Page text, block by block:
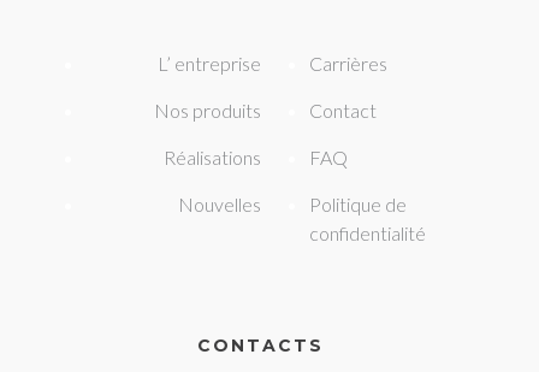
L’ entreprise
Nos produits
Réalisations
Nouvelles
Carrières
Contact
FAQ
Politique de
confidentialité
CONTACTS